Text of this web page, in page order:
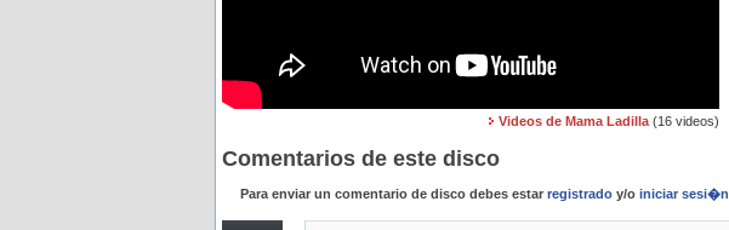
Videos de Mama Ladilla (16 videos)
Comentarios de este disco
Para enviar un comentario de disco debes estar registrado y/o iniciar sesi�n